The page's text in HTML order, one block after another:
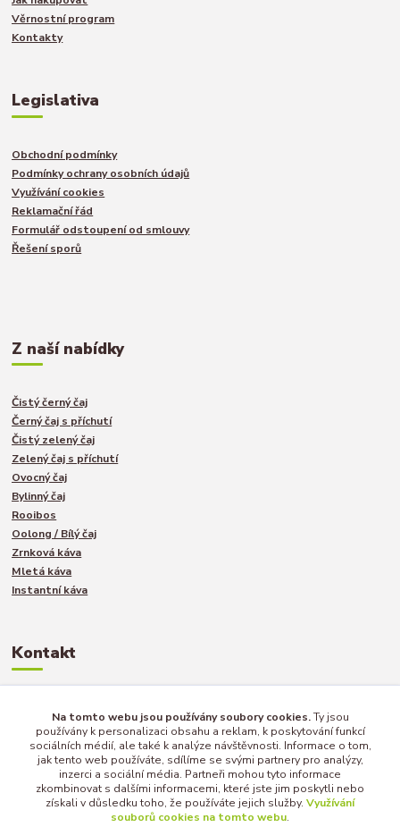
Věrnostní program
Kontakty
Legislativa
Obchodní podmínky
Podmínky ochrany osobních údajů
Využívání cookies
Reklamační řád
Formulář odstoupení od smlouvy
Řešení sporů
Z naší nabídky
Čistý černý čaj
Černý čaj s příchutí
Čistý zelený čaj
Zelený čaj s příchutí
Ovocný čaj
Bylinný čaj
Rooibos
Oolong / Bílý čaj
Zrnková káva
Mletá káva
Instantní káva
Kontakt
Jakub Turek
+420 735 040 893
info@afternoon-tea.cz
Na tomto webu jsou používány soubory cookies.Ty jsou
používány k personalizaci obsahu a reklam, k poskytování funkcí
sociálních médií, ale také k analýze návštěvnosti. Informace o tom,
jak tento web používáte, sdílíme se svými partnery pro analýzy,
inzerci a sociální média. Partneři mohou tyto informace
zkombinovat s dalšími informacemi, které jste jim poskytli nebo
získali v důsledku toho, že používáte jejich služby. Využívání
souborů cookies na tomto webu.